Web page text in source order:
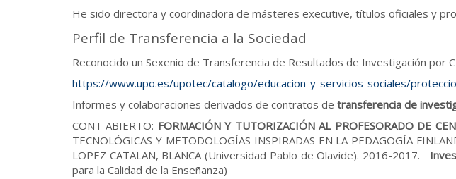
He sido directora y coordinadora de másteres executive, títulos oficiales y
Perfil de Transferencia a la Sociedad
Reconocido un Sexenio de Transferencia de Resultados de Investigación por
https://www.upo.es/upotec/catalogo/educacion-y-servicios-sociales/
Informes y colaboraciones derivados de contratos de transferencia de
CONT ABIERTO: FORMACIÓN Y TUTORIZACIÓN AL PROFESORADO DE
TECNOLÓGICAS Y METODOLOGÍAS INSPIRADAS EN LA PEDAGOGÍA
LOPEZ CATALAN, BLANCA (Universidad Pablo de Olavide). 2016-2017.
para la Calidad de la Enseñanza)